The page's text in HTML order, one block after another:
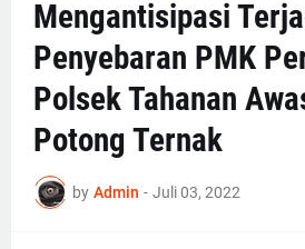
Mengantisipasi
Penyebaran PMK
Polsek Tahanan
Potong Ternak
by Admin - Juli 03, 2022